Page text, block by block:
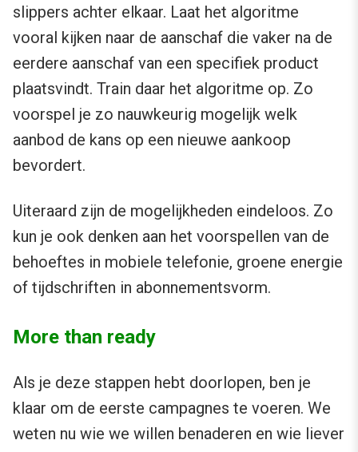
slippers achter elkaar. Laat het algoritme
vooral kijken naar de aanschaf die vaker na de
eerdere aanschaf van een specifiek product
plaatsvindt. Train daar het algoritme op. Zo
voorspel je zo nauwkeurig mogelijk welk
aanbod de kans op een nieuwe aankoop
bevordert.
Uiteraard zijn de mogelijkheden eindeloos. Zo
kun je ook denken aan het voorspellen van de
behoeftes in mobiele telefonie, groene energie
of tijdschriften in abonnementsvorm.
More than ready
Als je deze stappen hebt doorlopen, ben je
klaar om de eerste campagnes te voeren. We
weten nu wie we willen benaderen en wie liever